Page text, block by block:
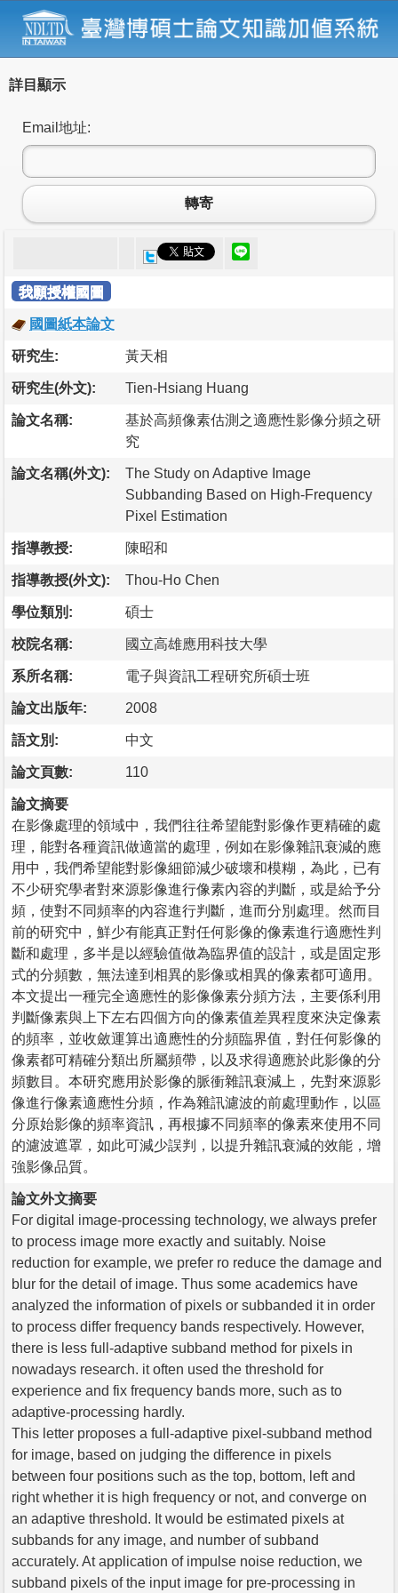
詳目顯示
Email地址:
轉寄
我願授權國圖
國圖紙本論文
研究生: 黃天相
研究生(外文): Tien-Hsiang Huang
論文名稱:
基於高頻像素估測之適應性影像分頻之研
究
論文名稱(外文):
The Study on Adaptive Image
Subbanding Based on High-Frequency
Pixel Estimation
指導教授: 陳昭和
指導教授(外文): Thou-Ho Chen
學位類別: 碩士
校院名稱: 國立高雄應用科技大學
系所名稱: 電子與資訊工程研究所碩士班
論文出版年: 2008
語文別: 中文
論文頁數: 110
論文摘要
在影像處理的領域中，我們往往希望能對影像作更精確的處
理，能對各種資訊做適當的處理，例如在影像雜訊衰減的應
用中，我們希望能對影像細節減少破壞和模糊，為此，已有
不少研究學者對來源影像進行像素內容的判斷，或是給予分
頻，使對不同頻率的內容進行判斷，進而分別處理。然而目
前的研究中，鮮少有能真正對任何影像的像素進行適應性判
斷和處理，多半是以經驗值做為臨界值的設計，或是固定形
式的分頻數，無法達到相異的影像或相異的像素都可適用。
本文提出一種完全適應性的影像像素分頻方法，主要係利用
判斷像素與上下左右四個方向的像素值差異程度來決定像素
的頻率，並收斂運算出適應性的分頻臨界值，對任何影像的
像素都可精確分類出所屬頻帶，以及求得適應於此影像的分
頻數目。本研究應用於影像的脈衝雜訊衰減上，先對來源影
像進行像素適應性分頻，作為雜訊濾波的前處理動作，以區
分原始影像的頻率資訊，再根據不同頻率的像素來使用不同
的濾波遮罩，如此可減少誤判，以提升雜訊衰減的效能，增
強影像品質。
論文外文摘要
For digital image-processing technology, we always prefer
to process image more exactly and suitably. Noise
reduction for example, we prefer ro reduce the damage and
blur for the detail of image. Thus some academics have
analyzed the information of pixels or subbanded it in order
to process differ frequency bands respectively. However,
there is less full-adaptive subband method for pixels in
nowadays research. it often used the threshold for
experience and fix frequency bands more, such as to
adaptive-processing hardly.
This letter proposes a full-adaptive pixel-subband method
for image, based on judging the difference in pixels
between four positions such as the top, bottom, left and
right whether it is high frequency or not, and converge on
an adaptive threshold. It would be estimated pixels at
subbands for any image, and number of subband
accurately. At application of impulse noise reduction, we
subband pixels of the input image for pre-processing in